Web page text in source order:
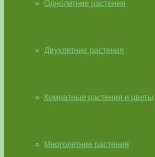
Однолетние растения
Двухлетние растения
Комнатные растения и цветы
Многолетние растения